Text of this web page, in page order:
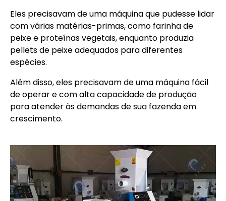
Eles precisavam de uma máquina que pudesse lidar
com várias matérias-primas, como farinha de
peixe e proteínas vegetais, enquanto produzia
pellets de peixe adequados para diferentes
espécies.
Além disso, eles precisavam de uma máquina fácil
de operar e com alta capacidade de produção
para atender às demandas de sua fazenda em
crescimento.